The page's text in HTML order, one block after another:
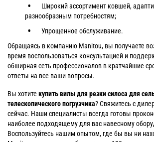
Широкий ассортимент ковшей,
разнообразным потребностям;
Упрощенное обслуживание.
Обращаясь в компанию Manitou, вы получаете
время воспользоваться консультацией и
обширная сеть профессионалов в кратчайшие
ответы на все ваши вопросы.
Вы хотите купить вилы для резки силоса для
телескопического погрузчика? Свяжитесь с
сейчас. Наши специалисты всегда готовы
наиболее подходящему для вас навесному
Воспользуйтесь нашим опытом, где бы вы ни